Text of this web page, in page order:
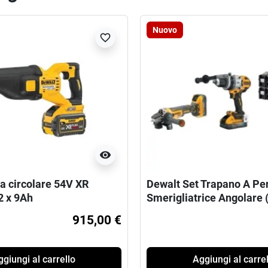
visibility
favorite_border
circolare 54V XR
x 9Ah
915,00 €
al carrello
Nuovo
Dewalt Set Trapano A
Smerigliatrice Angolare
Aggiungi al